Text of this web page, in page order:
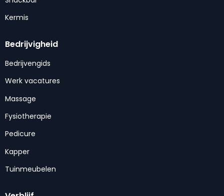
Kermis
Bedrijvigheid
Bedrijvengids
Werk vacatures
Massage
Fysiotherapie
Pedicure
Kapper
Tuinmeubelen